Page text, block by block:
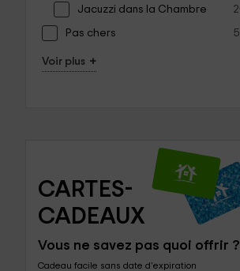
Jacuzzi dans la Chambre
Pas chers
Voir plus +
CARTES-
CADEAUX
Vous ne savez pas quoi offrir ?
Cadeau facile sans date d'expiration